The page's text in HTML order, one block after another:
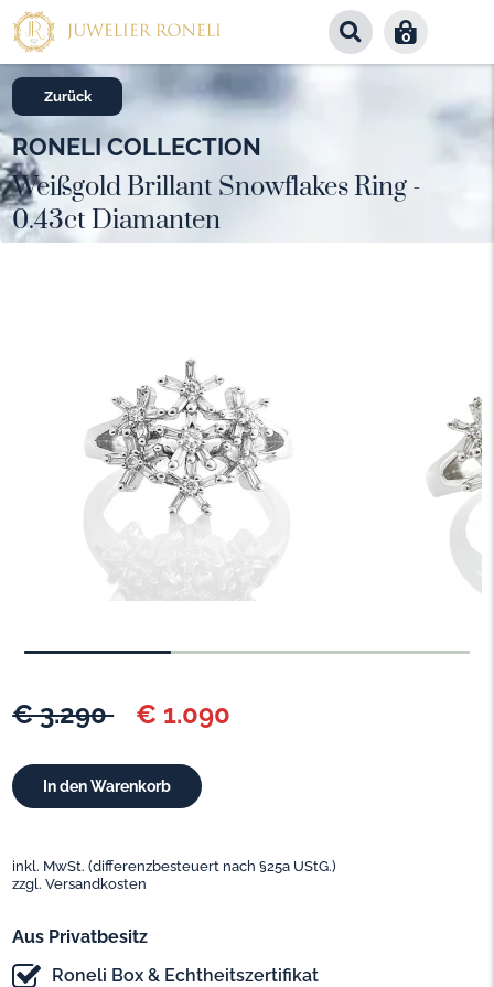
0
Zurück
€ 3.290 € 1.090
inkl. MwSt. (differenzbesteuert nach §25a UStG.)
zzgl. Versandkosten
Aus Privatbesitz
Roneli Box & Echtheitszertifikat
RONELI COLLECTION
Weißgold Brillant Snowflakes Ring -
0.43ct Diamanten